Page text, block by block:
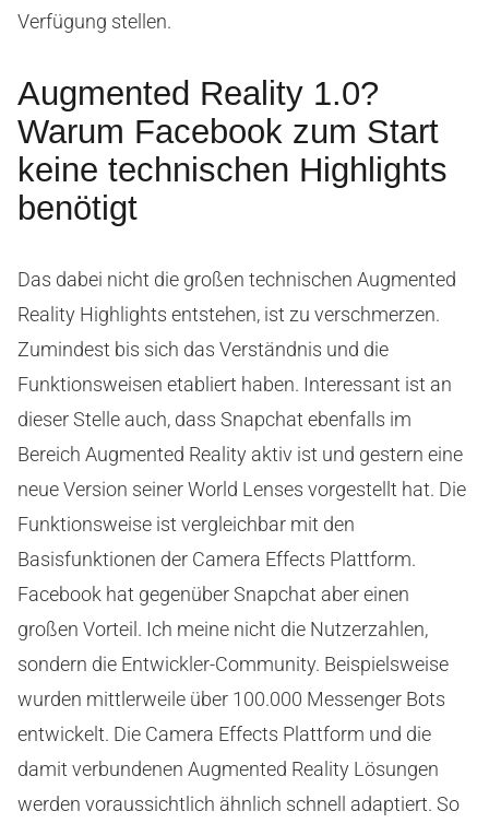
Verfügung stellen.
Augmented Reality 1.0?
Warum Facebook zum Start
keine technischen Highlights
benötigt
Das dabei nicht die großen technischen Augmented
Reality Highlights entstehen, ist zu verschmerzen.
Zumindest bis sich das Verständnis und die
Funktionsweisen etabliert haben. Interessant ist an
dieser Stelle auch, dass Snapchat ebenfalls im
Bereich Augmented Reality aktiv ist und gestern eine
neue Version seiner World Lenses vorgestellt hat. Die
Funktionsweise ist vergleichbar mit den
Basisfunktionen der Camera Effects Plattform.
Facebook hat gegenüber Snapchat aber einen
großen Vorteil. Ich meine nicht die Nutzerzahlen,
sondern die Entwickler-Community. Beispielsweise
wurden mittlerweile über 100.000 Messenger Bots
entwickelt. Die Camera Effects Plattform und die
damit verbundenen Augmented Reality Lösungen
werden voraussichtlich ähnlich schnell adaptiert. So